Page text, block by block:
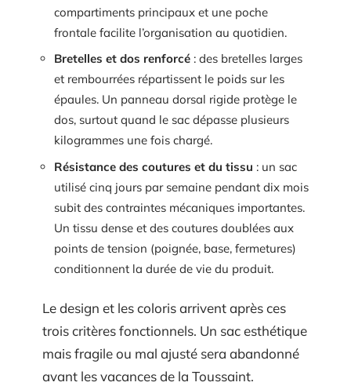
compartiments principaux et une poche
frontale facilite l’organisation au quotidien.
Bretelles et dos renforcé : des bretelles larges
et rembourrées répartissent le poids sur les
épaules. Un panneau dorsal rigide protège le
dos, surtout quand le sac dépasse plusieurs
kilogrammes une fois chargé.
Résistance des coutures et du tissu : un sac
utilisé cinq jours par semaine pendant dix mois
subit des contraintes mécaniques importantes.
Un tissu dense et des coutures doublées aux
points de tension (poignée, base, fermetures)
conditionnent la durée de vie du produit.
Le design et les coloris arrivent après ces
trois critères fonctionnels. Un sac esthétique
mais fragile ou mal ajusté sera abandonné
avant les vacances de la Toussaint.